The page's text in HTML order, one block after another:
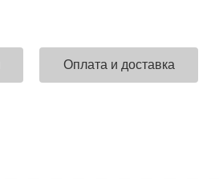
Оплата и доставка